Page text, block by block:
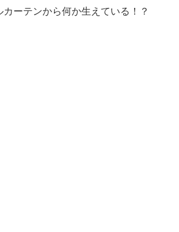
ーテンから何か生えている！？